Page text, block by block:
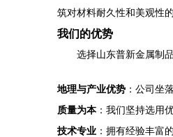
筑对材料耐久性和美观性
我们的优势
选择山东普新金属制
地理与产业优势 ：公司坐
质量为本：我们坚持选用
技术专业 ：拥有经验丰富